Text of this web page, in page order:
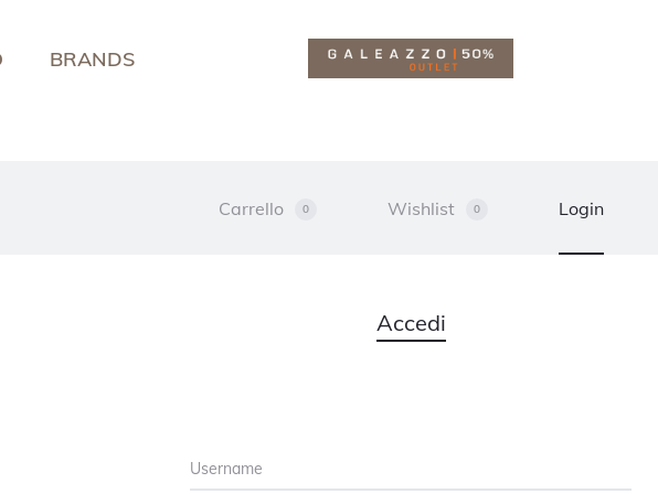
BRANDS
Carrello 0 Wishlist 0 Login
Accedi
Username